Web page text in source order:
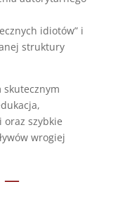
idiotów” i
struktury
skutecznym
szybkie
wrogiej
—